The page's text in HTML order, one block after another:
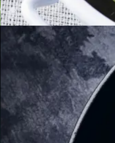
Sommermad
BraiseretBraiseret
oksetværreboksetvæ
rreb